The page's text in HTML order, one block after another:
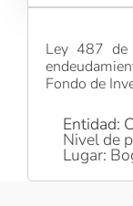
Ley 487
Fondo de
Entidad:
Nivel de
Lugar: